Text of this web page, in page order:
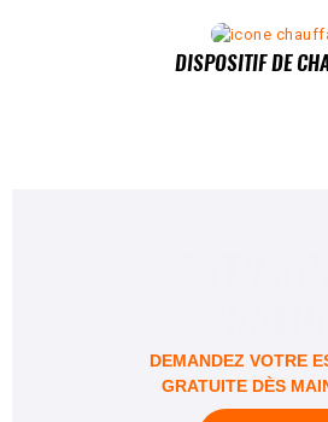
DISPOSITIF DE
DEMANDEZ VOTRE
GRATUITE DÈS